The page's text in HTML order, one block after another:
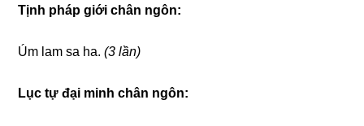
Tịnh pháp giới chân ngôn:
Úm lam sa ha. (3 lần)
Lục tự đại minh chân ngôn: